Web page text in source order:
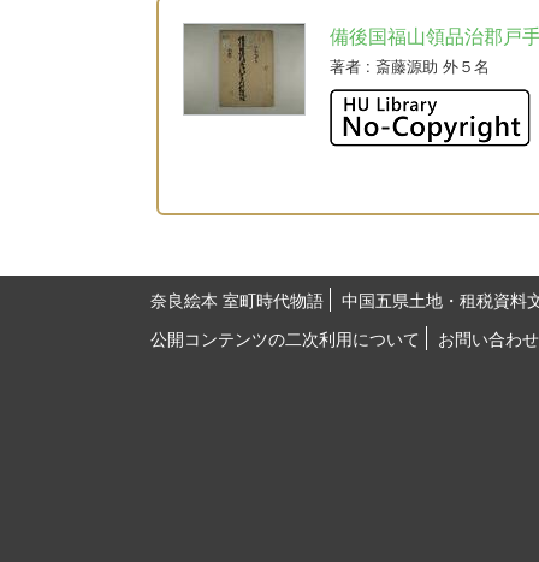
備後国福山領品治郡戸
著者 : 斎藤源助 外５名
奈良絵本 室町時代物語
中国五県土地・租税資料
公開コンテンツの二次利用について
お問い合わせ